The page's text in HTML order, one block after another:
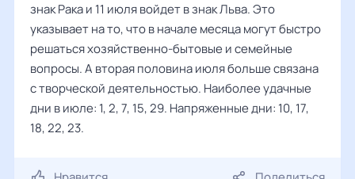
знак Рака и 11 июля войдет в знак Льва. Это
указывает на то, что в начале месяца могут быстро
решаться хозяйственно-бытовые и семейные
вопросы. А вторая половина июля больше связана
с творческой деятельностью. Наиболее удачные
дни в июле: 1, 2, 7, 15, 29. Напряженные дни: 10, 17,
18, 22, 23.